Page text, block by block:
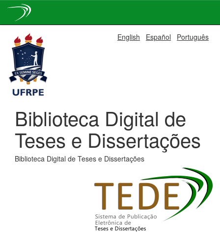
navigation
English Español Português
Biblioteca Digital de
Teses e Dissertações
Biblioteca Digital de Teses e Dissertações